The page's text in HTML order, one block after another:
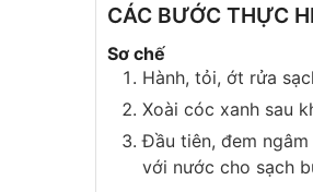
CÁC BƯỚC THỰC
Sơ chế
Hành, tỏi, ớt rửa
Xoài cóc xanh sau
Đầu tiên, đem
với nước cho sạch